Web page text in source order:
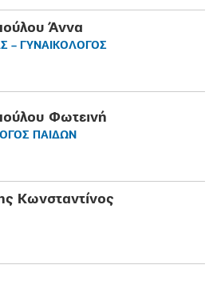
Άννα
– ΓΥΝΑΙΚΟΛΟΓΟΣ
Φωτεινή
ΠΑΙΔΩΝ
Κωνσταντίνος